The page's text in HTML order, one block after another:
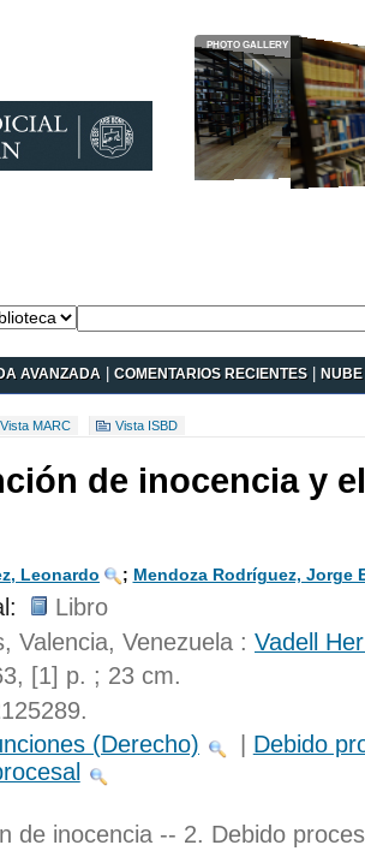
AVANZADA |COMENTARIOS RECIENTES |NUBE
Vista MARC Vista ISBD
de inocencia y
Leonardo ; Mendoza Rodríguez, Jorge
Libro
Valencia, Venezuela : Vadell
[1] p. ; 23 cm.
(Derecho)
Debido
de inocencia -- 2. Debido